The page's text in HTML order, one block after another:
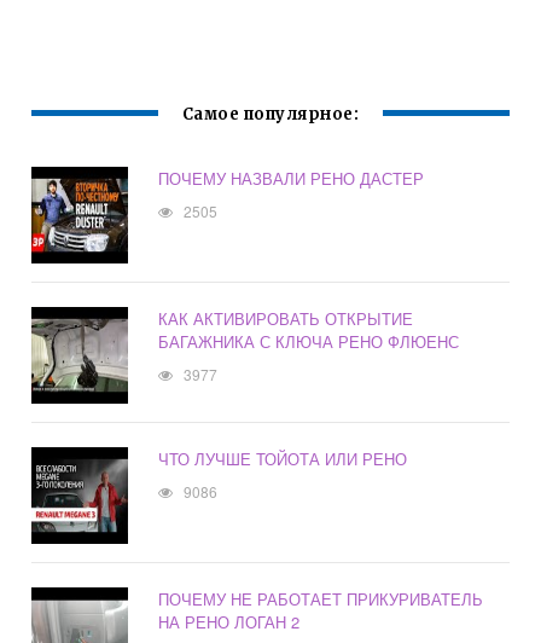
Самое популярное:
ПОЧЕМУ НАЗВАЛИ РЕНО ДАСТЕР
2505
КАК АКТИВИРОВАТЬ ОТКРЫТИЕ
БАГАЖНИКА С КЛЮЧА РЕНО ФЛЮЕНС
3977
ЧТО ЛУЧШЕ ТОЙОТА ИЛИ РЕНО
9086
ПОЧЕМУ НЕ РАБОТАЕТ ПРИКУРИВАТЕЛЬ
НА РЕНО ЛОГАН 2